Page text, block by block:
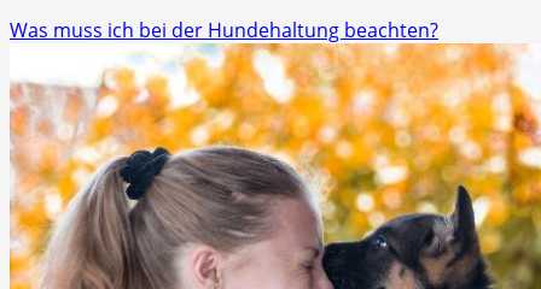
Was muss ich bei der Hundehaltung beachten?